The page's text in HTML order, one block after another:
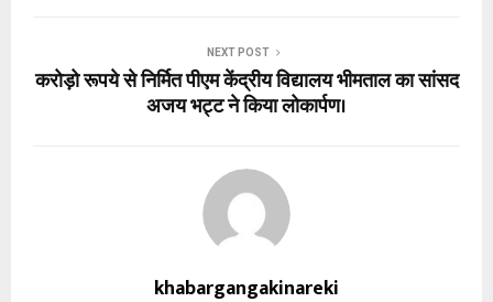
NEXT POST
करोड़ो रूपये से निर्मित पीएम केंद्रीय विद्यालय भीमताल का सांसद
अजय भट्ट ने किया लोकार्पण।
khabargangakinareki